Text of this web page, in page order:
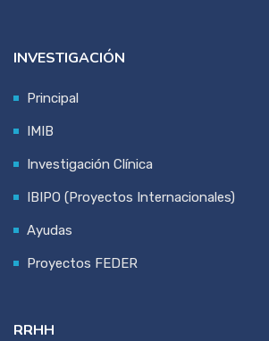
INVESTIGACIÓN
Principal
IMIB
Investigación Clínica
IBIPO (Proyectos Internacionales)
Ayudas
Proyectos FEDER
RRHH